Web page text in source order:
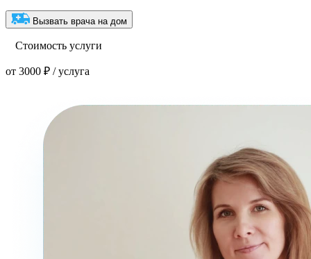
Вызвать врача на дом
Стоимость услуги
от 3000 ₽ / услуга